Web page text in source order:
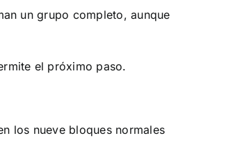
un grupo completo, aunque
el próximo paso.
los nueve bloques normales